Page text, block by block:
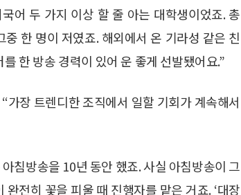
어 두 가지 이상 할 줄 아는 대학생이었죠. 총
한 명이 저였죠. 해외에서 온 기라성 같은 친
한 방송 경력이 있어 운 좋게 선발됐어요.”
장 트렌디한 조직에서 일할 기회가 계속해서
침방송을 10년 동안 했죠. 사실 아침방송이 그
전히 꽃을 피울 때 진행자를 맡은 거죠. ‘대장